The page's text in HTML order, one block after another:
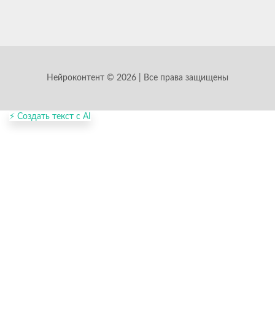
Нейроконтент © 2026 | Все права защищены
⚡ Создать текст с AI